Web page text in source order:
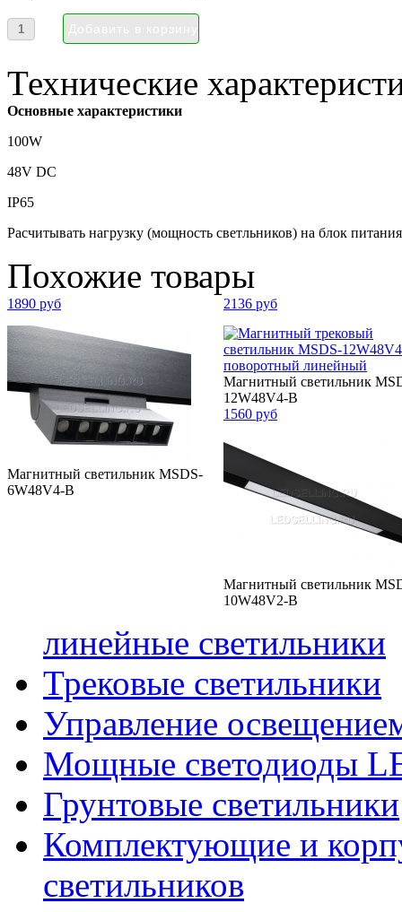
Технические
Основные характеристики
100W
48V DC
IP65
Расчитывать нагрузку (мощность светльников) на блок
Похожие товары
1890 руб
Магнитный светильник MSDS-
6W48V4-B
2136 руб
Магнитный светильник
12W48V4-B
1560 руб
Магнитный светильник
10W48V2-B
линейные светильники
Трековые светильники
Управление
Мощные светодиоды
Грунтовые светильники
Комплектующие и
светильников